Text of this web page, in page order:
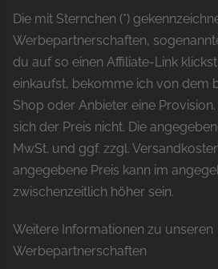
Die mit Sternchen (*)
Werbepartnerschaften,
du auf so einen Affiliate-Link
einkaufst, bekomme ich von dem
Shop oder Anbieter eine
sich der Preis nicht. Die
MwSt. und ggf. zzgl.
angegebene Preis kann im
zwischenzeitlich höher sein.
Weitere Informationen zu unseren
Werbepartnerschaften